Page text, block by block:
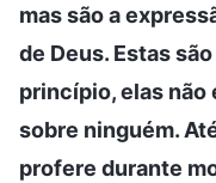
mas são a
de Deus. Estas
princípio, elas
sobre ninguém.
profere durante